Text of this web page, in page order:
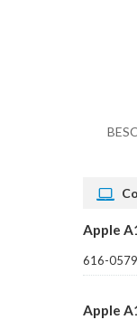
Apple
616-0579
Apple